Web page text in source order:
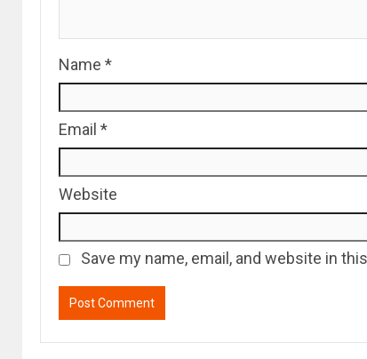
Name *
Email *
Website
Save my name, email, and website in